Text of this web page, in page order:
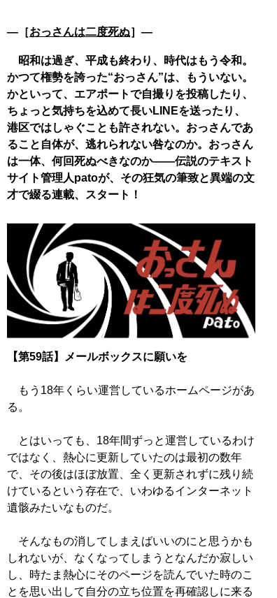
―［おっさんは二度死ぬ］―
昭和は過ぎ、平成も終わり、時代はもう令和。
かつて権勢を誇った“おっさん”は、もういない。
かといって、エアポートで自撮りを投稿したり、
ちょっと気持ちを込めて長いLINEを送ったり、
港区ではしゃぐことも許されない。おっさんであ
ること自体が、逃れられない咎なのか。おっさん
は一体、何回死ぬべきなのか――伝説のテキスト
サイト管理人patoが、その狂気の筆致と異端の文
才で綴る連載、スタート！
【第59話】メールボックスに願いを
もう18年くらい運営しているホームページがあ
る。
とはいっても、18年間ずっと運営しているわけ
ではなく、熱心に更新していたのは最初の数年
で、その後はほぼ放置、全く更新されずに残り続
けているという存在で、いわゆるインターネット
遺骸みたいなものだ。
そんなもの消してしまえばいいのにと思うかも
しれないが、なくなってしまうとなんだか寂しい
し、時たま熱心にそのページを読んでいた時のこ
とを思い出して自分の立ち位置を再確認しに来る